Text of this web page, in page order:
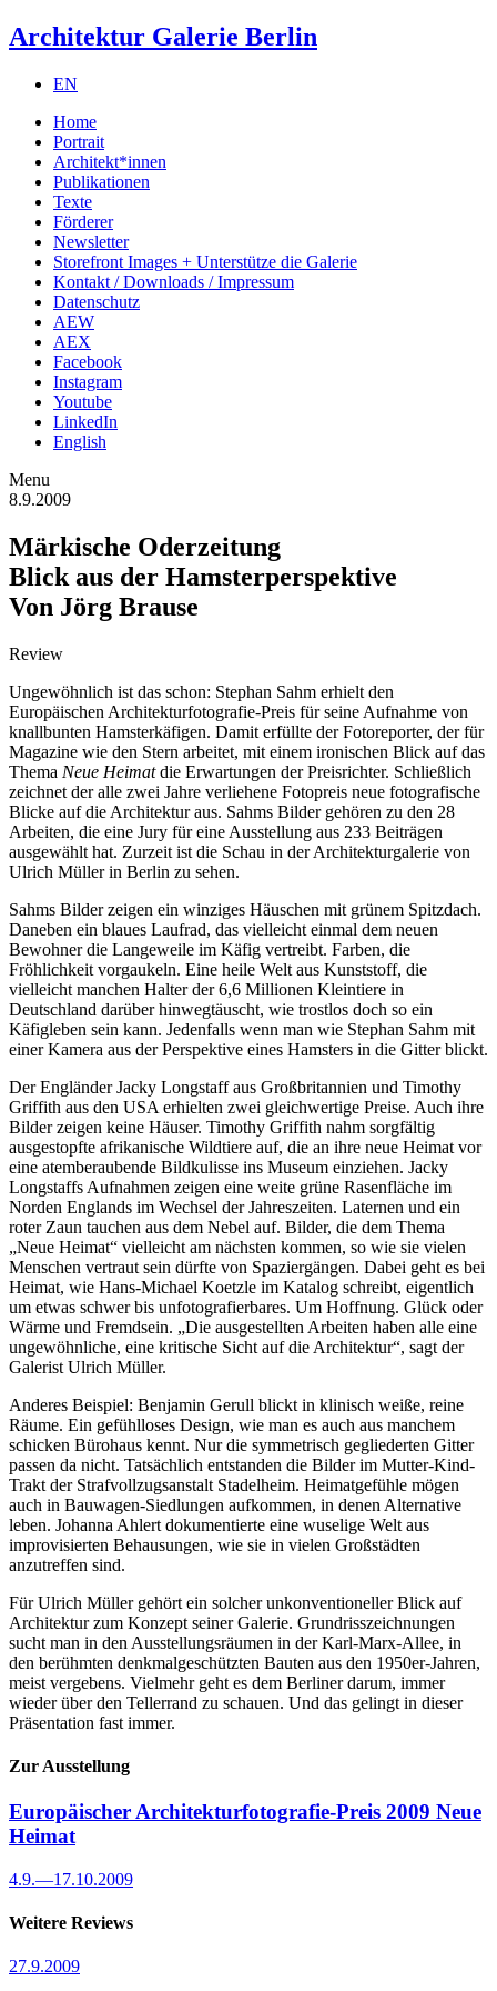
Architektur Galerie Berlin
EN
Home
Portrait
Architekt*innen
Publikationen
Texte
Förderer
Newsletter
Storefront Images + Unterstütze die Galerie
Kontakt / Downloads / Impressum
Datenschutz
AEW
AEX
Facebook
Instagram
Youtube
LinkedIn
English
Menu
8.9.2009
Märkische Oderzeitung
Blick aus der Hamsterperspektive
Von Jörg Brause
Review
Ungewöhnlich ist das schon: Stephan Sahm erhielt den
Europäischen Architekturfotografie-Preis für seine Aufnahme von
knallbunten Hamsterkäfigen. Damit erfüllte der Fotoreporter, der für
Magazine wie den Stern arbeitet, mit einem ironischen Blick auf das
Thema Neue Heimatdie Erwartungen der Preisrichter. Schließlich
zeichnet der alle zwei Jahre verliehene Fotopreis neue fotografische
Blicke auf die Architektur aus. Sahms Bilder gehören zu den 28
Arbeiten, die eine Jury für eine Ausstellung aus 233 Beiträgen
ausgewählt hat. Zurzeit ist die Schau in der Architekturgalerie von
Ulrich Müller in Berlin zu sehen.
Sahms Bilder zeigen ein winziges Häuschen mit grünem Spitzdach.
Daneben ein blaues Laufrad, das vielleicht einmal dem neuen
Bewohner die Langeweile im Käfig vertreibt. Farben, die
Fröhlichkeit vorgaukeln. Eine heile Welt aus Kunststoff, die
vielleicht manchen Halter der 6,6 Millionen Kleintiere in
Deutschland darüber hinwegtäuscht, wie trostlos doch so ein
Käfigleben sein kann. Jedenfalls wenn man wie Stephan Sahm mit
einer Kamera aus der Perspektive eines Hamsters in die Gitter blickt.
Der Engländer Jacky Longstaff aus Großbritannien und Timothy
Griffith aus den USA erhielten zwei gleichwertige Preise. Auch ihre
Bilder zeigen keine Häuser. Timothy Griffith nahm sorgfältig
ausgestopfte afrikanische Wildtiere auf, die an ihre neue Heimat vor
eine atemberaubende Bildkulisse ins Museum einziehen. Jacky
Longstaffs Aufnahmen zeigen eine weite grüne Rasenfläche im
Norden Englands im Wechsel der Jahreszeiten. Laternen und ein
roter Zaun tauchen aus dem Nebel auf. Bilder, die dem Thema
„Neue Heimat“ vielleicht am nächsten kommen, so wie sie vielen
Menschen vertraut sein dürfte von Spaziergängen. Dabei geht es bei
Heimat, wie Hans-Michael Koetzle im Katalog schreibt, eigentlich
um etwas schwer bis unfotografierbares. Um Hoffnung. Glück oder
Wärme und Fremdsein. „Die ausgestellten Arbeiten haben alle eine
ungewöhnliche, eine kritische Sicht auf die Architektur“, sagt der
Galerist Ulrich Müller.
Anderes Beispiel: Benjamin Gerull blickt in klinisch weiße, reine
Räume. Ein gefühlloses Design, wie man es auch aus manchem
schicken Bürohaus kennt. Nur die symmetrisch gegliederten Gitter
passen da nicht. Tatsächlich entstanden die Bilder im Mutter-Kind-
Trakt der Strafvollzugsanstalt Stadelheim. Heimatgefühle mögen
auch in Bauwagen-Siedlungen aufkommen, in denen Alternative
leben. Johanna Ahlert dokumentierte eine wuselige Welt aus
improvisierten Behausungen, wie sie in vielen Großstädten
anzutreffen sind.
Für Ulrich Müller gehört ein solcher unkonventioneller Blick auf
Architektur zum Konzept seiner Galerie. Grundrisszeichnungen
sucht man in den Ausstellungsräumen in der Karl-Marx-Allee, in
den berühmten denkmalgeschützten Bauten aus den 1950er-Jahren,
meist vergebens. Vielmehr geht es dem Berliner darum, immer
wieder über den Tellerrand zu schauen. Und das gelingt in dieser
Präsentation fast immer.
Zur Ausstellung
Europäischer Architekturfotografie-Preis 2009 Neue
Heimat
4.9.—17.10.2009
Weitere Reviews
27.9.2009